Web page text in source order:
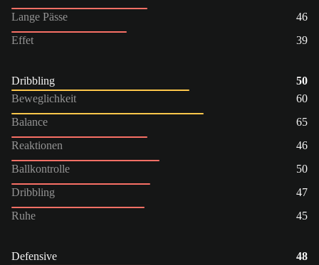
Lange Pässe
46
Effet
39
Dribbling
50
Beweglichkeit
60
Balance
65
Reaktionen
46
Ballkontrolle
50
Dribbling
47
Ruhe
45
Defensive
48